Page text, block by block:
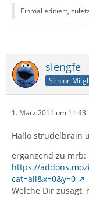
Einmal editiert,
slengfe
Senior-
1. März 2011 um 11:43
Hallo strudelbrain
ergänzend zu mrb:
https://
cat=all&x=0&y=0
Welche Dir zusagt,